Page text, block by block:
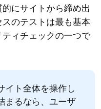
にサイトから締め出
のテストは最も基本
ィチェックの一つで
イト全体を操作し
まるなら、ユーザ